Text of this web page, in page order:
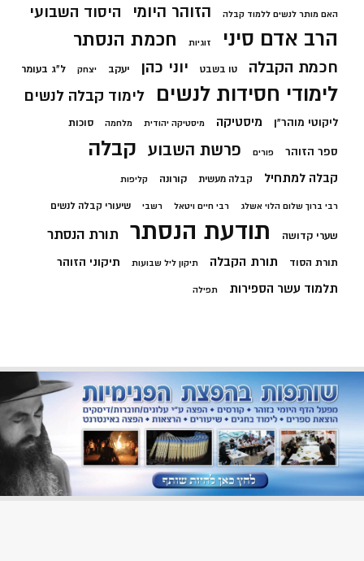
האם מותר לנשים ללמוד קבלה הזוהר היומי היסוד השבועי
הרב אדם סיני זוגיות חכמת הנסתר
חכמת הקבלה טו בשבט יוני כהן יעקב יצחק ל"ג בעומר
לימודי חסידות לנשים לימוד קבלה לנשים
ליקוטי מוהר"ן מיסטיקה מיסטיקה יהודית מלחמה סוכות
ספר הזוהר פורים פרשת השבוע קבלה
קבלה למתחיל קבלה מעשית קורונה קליפות
רבי ברוך שלום הלוי אשלג רבי חיים ויטאל רשבי שיעורי קבלה לנשים
שערי קדושה תודעת הנסתר תורת הנסתר
תורת הסוד תורת הקבלה תיקון ליל שבועות תיקוני הזוהר
תלמוד עשר הספירות תפילה